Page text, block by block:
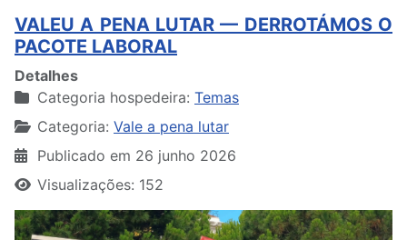
VALEU A PENA LUTAR — DERROTÁMOS O
PACOTE LABORAL
Detalhes
Categoria hospedeira: Temas
Categoria: Vale a pena lutar
Publicado em 26 junho 2026
Visualizações: 152